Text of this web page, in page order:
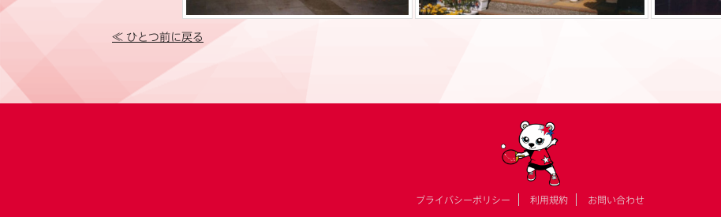
≪ ひとつ前に戻る
プライバシーポリシー 利用規約 お問い合わせ